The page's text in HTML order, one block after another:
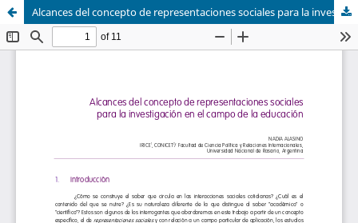
Alcances del concepto de representaciones sociales para la investigación en el campo de la educación